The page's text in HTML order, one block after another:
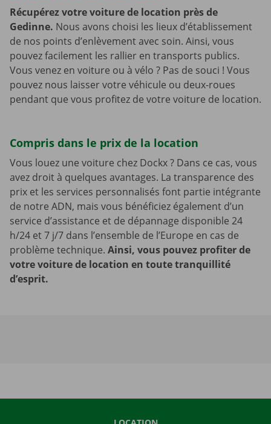
Récupérez votre voiture de location près de
Gedinne. Nous avons choisi les lieux d’établissement
de nos points d’enlèvement avec soin. Ainsi, vous
pouvez facilement les rallier en transports publics.
Vous venez en voiture ou à vélo ? Pas de souci ! Vous
pouvez nous laisser votre véhicule ou deux-roues
pendant que vous profitez de votre voiture de location.
Compris dans le prix de la location
Vous louez une voiture chez Dockx ? Dans ce cas, vous
avez droit à quelques avantages. La transparence des
prix et les services personnalisés font partie intégrante
de notre ADN, mais vous bénéficiez également d’un
service d’assistance et de dépannage disponible 24
h/24 et 7 j/7 dans l’ensemble de l’Europe en cas de
problème technique. Ainsi, vous pouvez profiter de
votre voiture de location en toute tranquillité
d’esprit.